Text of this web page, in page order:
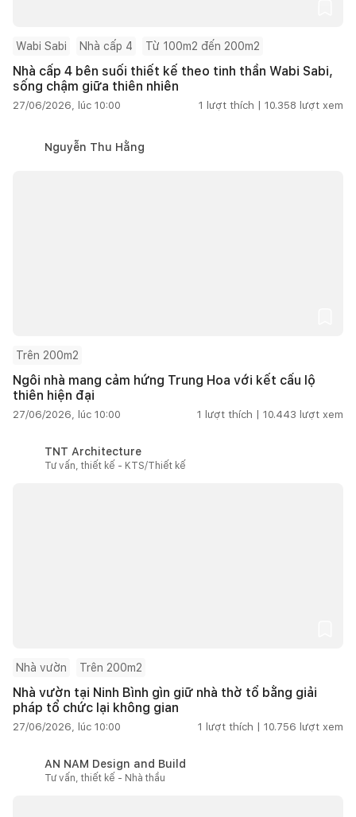
Wabi Sabi Nhà cấp 4 Từ 100m2 đến 200m2
Nhà cấp 4 bên suối thiết kế theo tinh thần Wabi Sabi,
sống chậm giữa thiên nhiên
27/06/2026, lúc 10:00 1 lượt thích | 10.358 lượt xem
Nguyễn Thu Hằng
Trên 200m2
Ngôi nhà mang cảm hứng Trung Hoa với kết cấu lộ
thiên hiện đại
27/06/2026, lúc 10:00 1 lượt thích | 10.443 lượt xem
TNT Architecture
Tư vấn, thiết kế - KTS/Thiết kế
Nhà vườn Trên 200m2
Nhà vườn tại Ninh Bình gìn giữ nhà thờ tổ bằng giải
pháp tổ chức lại không gian
27/06/2026, lúc 10:00 1 lượt thích | 10.756 lượt xem
AN NAM Design and Build
Tư vấn, thiết kế - Nhà thầu